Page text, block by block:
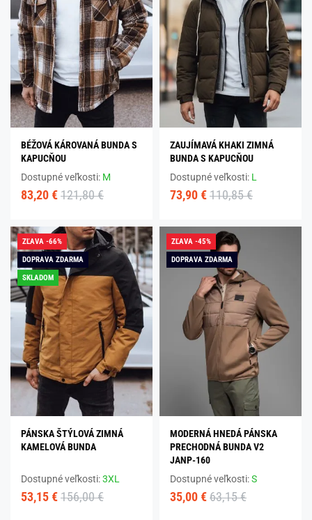
BÉŽOVÁ KÁROVANÁ BUNDA S
KAPUCŇOU
Dostupné veľkosti: M
83,20 € 121,80 €
ZAUJÍMAVÁ KHAKI ZIMNÁ
BUNDA S KAPUCŇOU
Dostupné veľkosti: L
73,90 € 110,85 €
ZĽAVA -66%
DOPRAVA ZDARMA
SKLADOM
PÁNSKA ŠTÝLOVÁ ZIMNÁ
KAMELOVÁ BUNDA
Dostupné veľkosti:3XL
53,15 € 156,00 €
ZĽAVA -45%
DOPRAVA ZDARMA
MODERNÁ HNEDÁ PÁNSKA
PRECHODNÁ BUNDA V2
JANP-160
Dostupné veľkosti:S
35,00 € 63,15 €